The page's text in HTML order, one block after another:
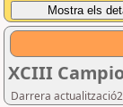
XCIII
Darrera